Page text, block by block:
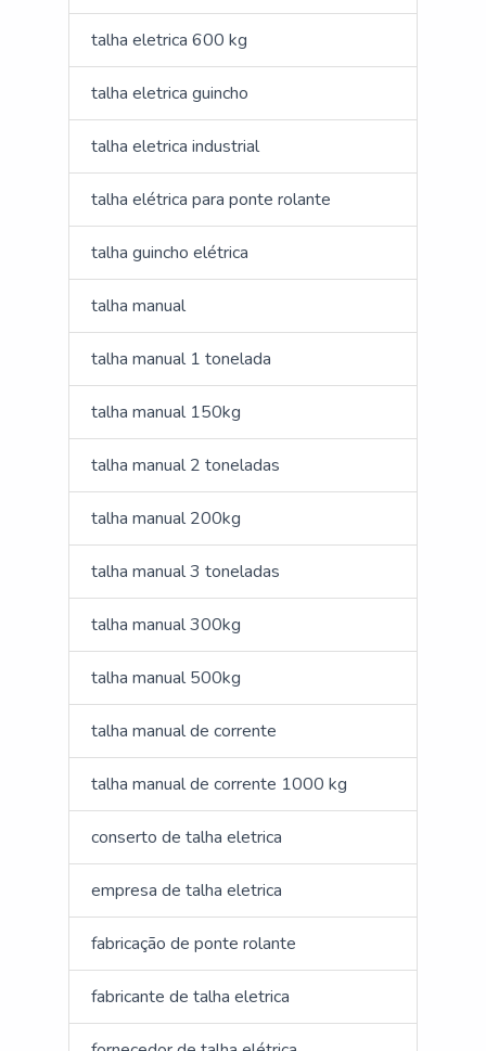
talha eletrica 600 kg
talha eletrica guincho
talha eletrica industrial
talha elétrica para ponte rolante
talha guincho elétrica
talha manual
talha manual 1 tonelada
talha manual 150kg
talha manual 2 toneladas
talha manual 200kg
talha manual 3 toneladas
talha manual 300kg
talha manual 500kg
talha manual de corrente
talha manual de corrente 1000 kg
conserto de talha eletrica
empresa de talha eletrica
fabricação de ponte rolante
fabricante de talha eletrica